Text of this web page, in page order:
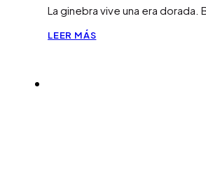
La ginebra vive una era
LEER MÁS